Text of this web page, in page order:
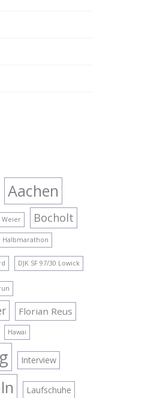
Aachen
Weier Bocholt
Halbmarathon
DJK SF 97/30 Lowick
Florian Reus
Hawai
Interview
Laufschuhe